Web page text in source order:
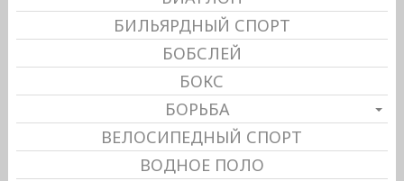
БИЛЬЯРДНЫЙ СПОРТ
БОБСЛЕЙ
БОКС
БОРЬБА
ВЕЛОСИПЕДНЫЙ СПОРТ
ВОДНОЕ ПОЛО